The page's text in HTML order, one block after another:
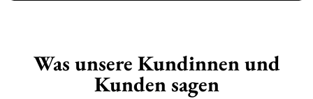
Was unsere Kundinnen und
Kunden sagen